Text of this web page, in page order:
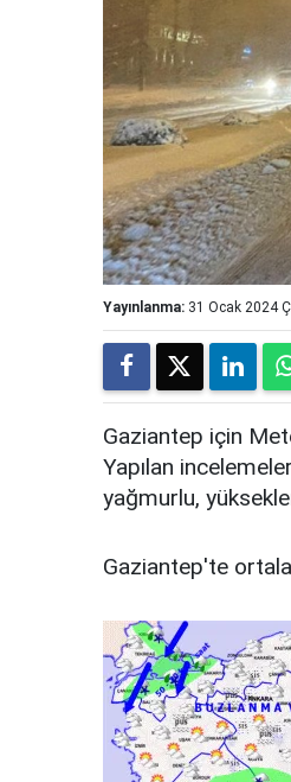
Yayınlanma: 31 Ocak 2024
Gaziantep için
Yapılan
yağmurlu,
Gaziantep'te